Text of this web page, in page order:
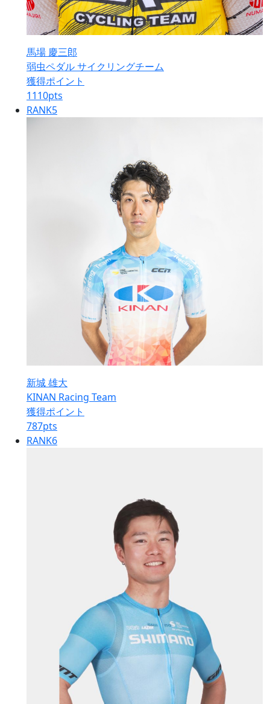
馬場 慶三郎
弱虫ペダル サイクリングチーム
獲得ポイント
1110pts
RANK5
新城 雄大
KINAN Racing Team
獲得ポイント
787pts
RANK6